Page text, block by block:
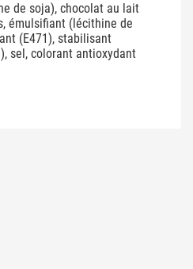
de soja), chocolat au lait
émulsifiant (lécithine de
(E471), stabilisant
sel, colorant antioxydant